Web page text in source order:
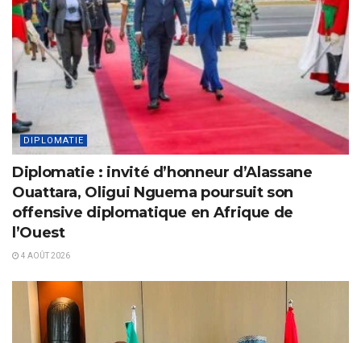
DIPLOMATIE
Diplomatie : invité d’honneur d’Alassane
Ouattara, Oligui Nguema poursuit son
offensive diplomatique en Afrique de
l’Ouest
4 AOÛT 2026